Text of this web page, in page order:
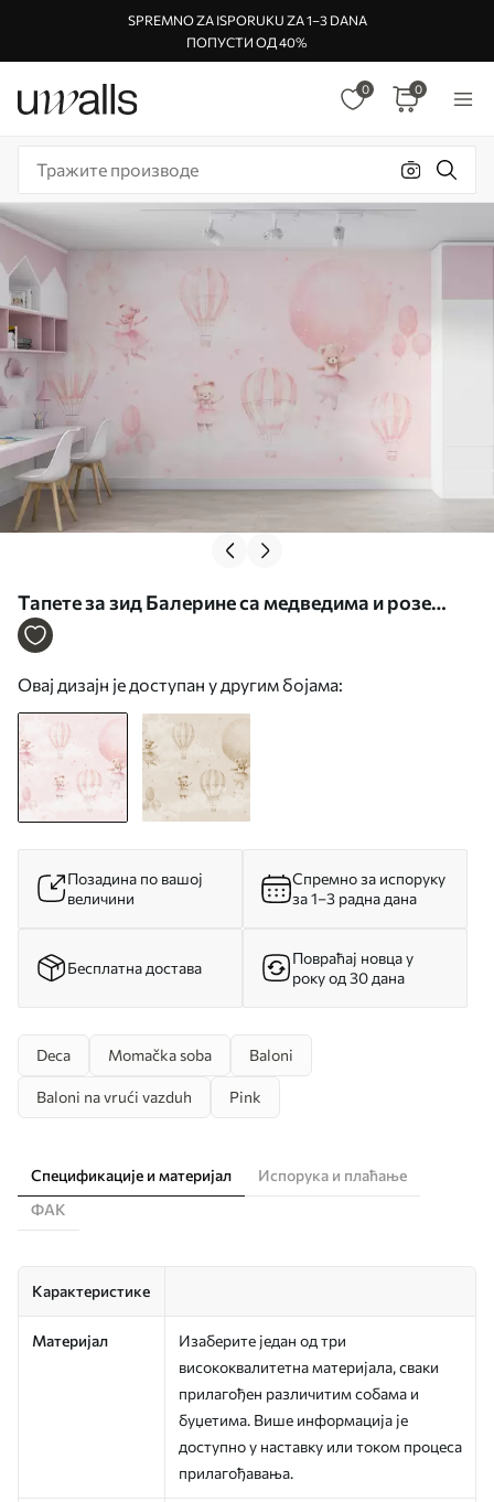
SPREMNO ZA ISPORUKU ZA 1–3 DANA
ПОПУСТИ ОД 40%
0 0
Тапете за зид Балерине са медведима и розе
балони бр. u97954
Овај дизајн је доступан у другим бојама:
Позадина по вашој
величини
Спремно за испоруку
за 1–3 радна дана
Бесплатна достава
Повраћај новца у
року од 30 дана
Deca Momačka soba Baloni
Baloni na vrući vazduh Pink
Спецификације и материјал
Испорука и плаћање
ФАК
Карактеристике
Материјал
Изаберите један од три
висококвалитетна материјала, сваки
прилагођен различитим собама и
буџетима. Више информација је
доступно у наставку или током процеса
прилагођавања.